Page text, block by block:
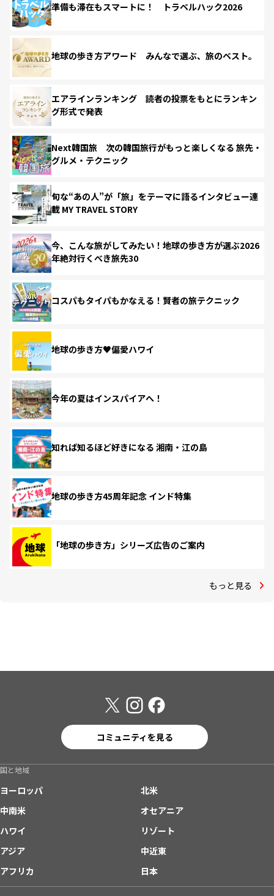
準備も滞在もスマートに！ トラベルハック2026
地球の歩き方アワード みんなで選ぶ、旅のベスト。
エアラインランキング 読者の投票をもとにランキン
グ形式で発表
Next韓国旅 次の韓国旅行がもっと楽しくなる 旅先・
グルメ・テクニック
旬な“あの人”が「旅」をテーマに語るインタビュー連
載 MY TRAVEL STORY
今、こんな旅がしてみたい！地球の歩き方が選ぶ2026
年絶対行くべき旅先30
コスパもタイパもかなえる！賢者の旅テクニック
地球の歩き方♥偏愛ハワイ
今年の夏はインスパイアへ！
知れば知るほど好きになる 湘南・江の島
地球の歩き方45周年記念 インド特集
「地球の歩き方」シリーズ広告のご案内
もっと見る
コミュニティを見る
国と地域
ヨーロッパ
北米
中南米
オセアニア
ハワイ
リゾート
アジア
中近東
アフリカ
日本